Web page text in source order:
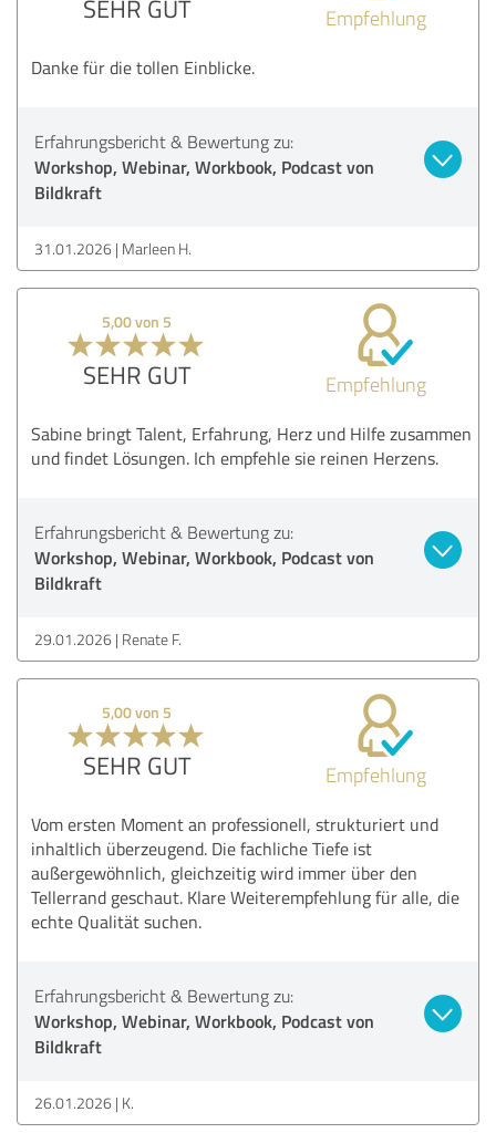
SEHR GUT Empfehlung
Danke für die tollen Einblicke.
Erfahrungsbericht & Bewertung zu:
Workshop, Webinar, Workbook, Podcast von
Bildkraft
31.01.2026 Marleen H.
5,00 von 5
SEHR GUT Empfehlung
Sabine bringt Talent, Erfahrung, Herz und Hilfe zusammen
und findet Lösungen. Ich empfehle sie reinen Herzens.
Erfahrungsbericht & Bewertung zu:
Workshop, Webinar, Workbook, Podcast von
Bildkraft
29.01.2026 Renate F.
5,00 von 5
SEHR GUT Empfehlung
Vom ersten Moment an professionell, strukturiert und
inhaltlich überzeugend. Die fachliche Tiefe ist
außergewöhnlich, gleichzeitig wird immer über den
Tellerrand geschaut. Klare Weiterempfehlung für alle, die
echte Qualität suchen.
Erfahrungsbericht & Bewertung zu:
Workshop, Webinar, Workbook, Podcast von
Bildkraft
26.01.2026 K.